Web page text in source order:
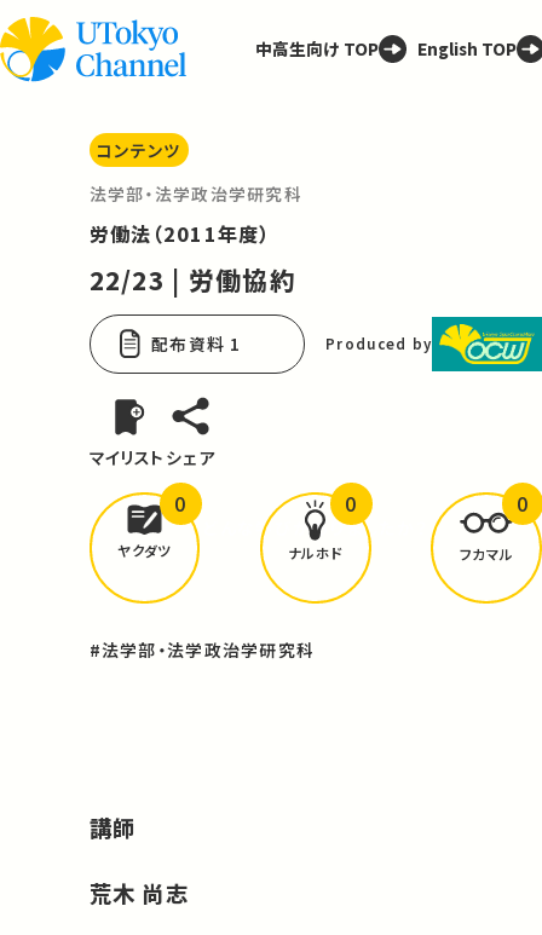
中高生向け TOP English TOP
コンテンツ
法学部・法学政治学研究科
労働法（2011年度）
22/23 | 労働協約
配布資料 1 Produced by
マイリスト シェア
どんな学びがありましたか？
ヤクダツ
0
ナルホド
0
フカマル
0
#法学部・法学政治学研究科
講師
荒木 尚志